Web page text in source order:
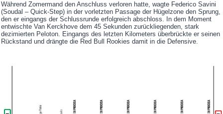
Während Zomermand den Anschluss verloren hatte, wagte Federico Savini
(Soudal – Quick-Step) in der vorletzten Passage der Hügelzone den Sprung,
den er eingangs der Schlussrunde erfolgreich abschloss. In dem Moment
entwischte Van Kerckhove dem 45 Sekunden zurückliegenden, stark
dezimierten Peloton. Eingangs des letzten Kilometers überbrückte er seinen
Rückstand und drängte die Red Bull Rookies damit in die Defensive.